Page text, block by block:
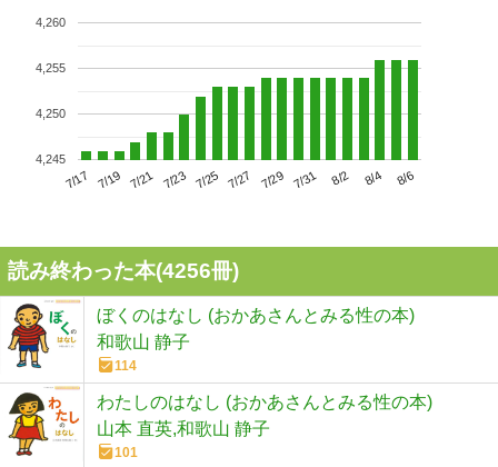
7/17 7/19 7/21 7/23 7/25 7/27 7/29 7/31 8/2 8/4 8/6
4,245
4,250
4,255
4,260
読み終わった本(4256冊)
ぼくのはなし (おかあさんとみる性の本)
和歌山 静子
114
わたしのはなし (おかあさんとみる性の本)
山本 直英,和歌山 静子
101